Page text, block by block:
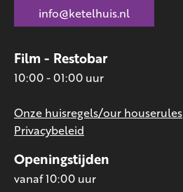
Openingstijden
vanaf 10:00 uur
Film - Restobar
10:00 - 01:00 uur
Onze huisregels/our houserules
Privacybeleid
info@ketelhuis.nl